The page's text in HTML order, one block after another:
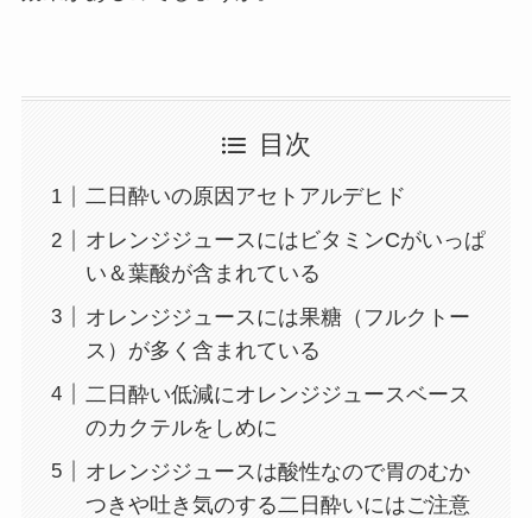
目次
二日酔いの原因アセトアルデヒド
オレンジジュースにはビタミンCがいっぱ
い＆葉酸が含まれている
オレンジジュースには果糖（フルクトー
ス）が多く含まれている
二日酔い低減にオレンジジュースベース
のカクテルをしめに
オレンジジュースは酸性なので胃のむか
つきや吐き気のする二日酔いにはご注意